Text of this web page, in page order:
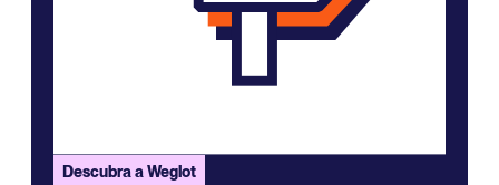
Descubra a Weglot